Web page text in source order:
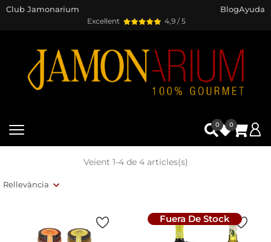
Excel·lent 4,9 / 5
Club Jamonarium BlogAyuda
0 0
Rellevància
Veient 1-4 de 4 articles(s)
Fuera De Stock